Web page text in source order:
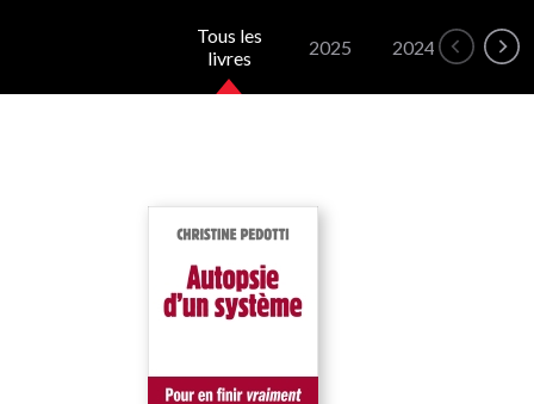
Tous les
livres
2025 2024 2022